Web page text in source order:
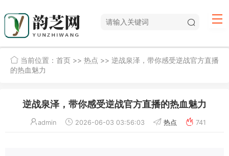
当前位置： 首页 >> 热点 >> 逆战泉泽，带你感受逆战官方直播
的热血魅力
逆战泉泽，带你感受逆战官方直播的热血魅力
admin 2026-06-03 03:56:03 热点 741